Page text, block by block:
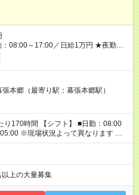
＋夜勤で 1
:+:-:+:-:+:- ■選べる支払い方
全額』手渡しです♪ ■残業手当
設警備2級など 【試用期間】
張本郷（最寄り駅：幕張本郷駅）
り170時間 【シフト】 ■日勤：08:00
※現場状況よって異なります ※早
3～勤務OK！ ☆現場
保証！ ☆ご希望の方は「日勤＋夜
：20:00～05:00 ※現場状況よって異
8時間勤務もあり ☆週3～勤務
ても日給全額保証！ ☆ご希望の方は
上の大量募集